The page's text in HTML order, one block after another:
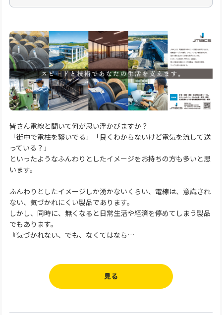
皆さん電線と聞いて何が思い浮かびますか？
「街中で電柱を繋いでる」「良くわからないけど電気を流して送
っている？」
といったようなふんわりとしたイメージをお持ちの方も多いと思
います。
ふんわりとしたイメージしか湧かないくらい、電線は、意識され
ない、気づかれにくい製品であります。
しかし、同時に、無くなると日常生活や経済を停めてしまう製品
でもあります。
『気づかれない、でも、なくてはなら…
見る